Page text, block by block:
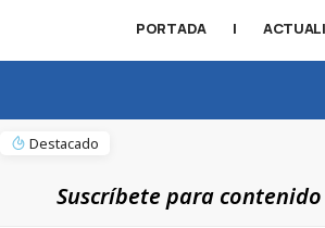
PORTADA |
Destacado
Suscríbete para